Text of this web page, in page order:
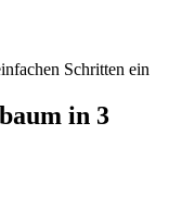
Schritten ein
in 3